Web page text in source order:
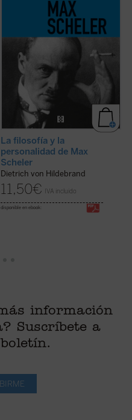
proteico pensador alemán....(ver ficha)
La filosofía y la
personalidad de Max
Scheler
Dietrich von Hildebrand
11,50€ IVA incluido
disponible en ebook:
información
Suscríbete a